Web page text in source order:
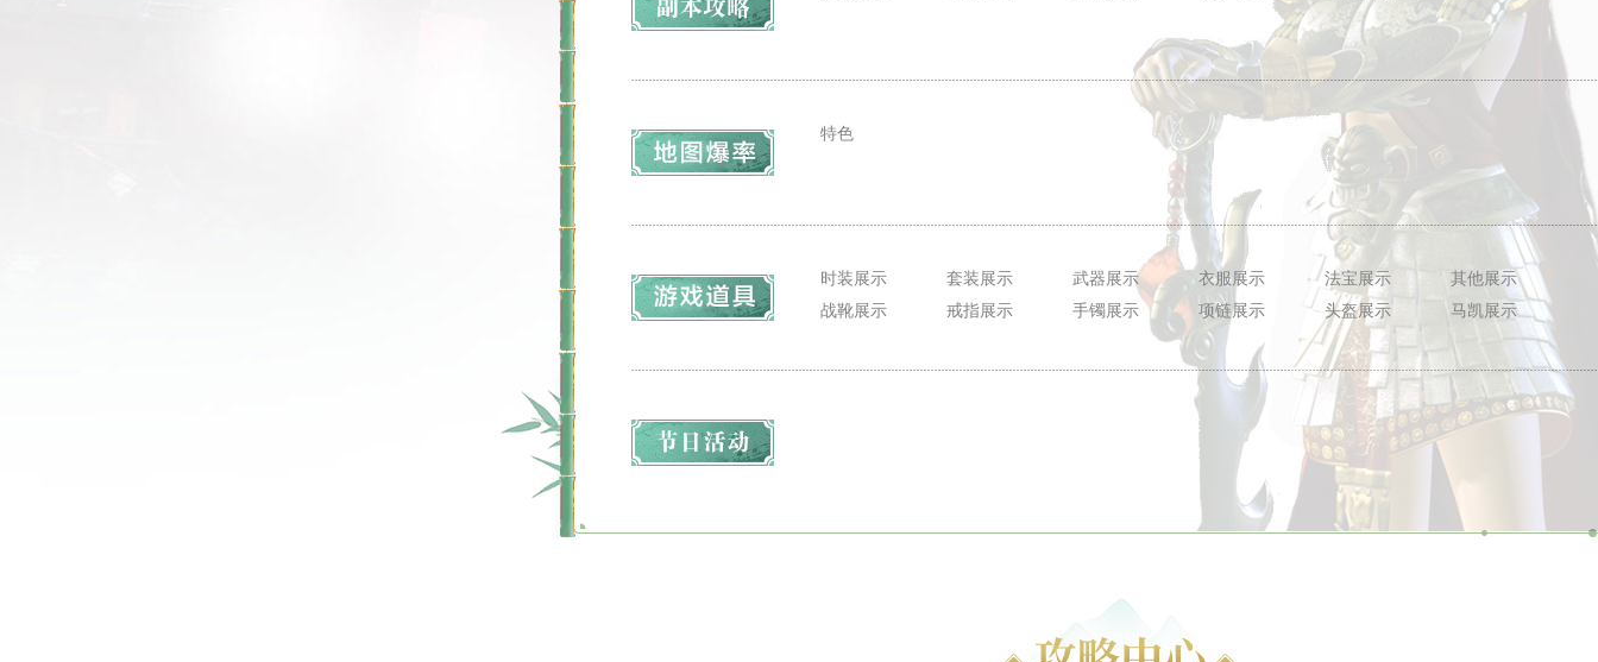
特色
时装展示 套装展示 武器展示 衣服展示 法宝展示
其他展示
战靴展示
戒指展示 手镯展示 项链展示 头盔展示 马凯展示